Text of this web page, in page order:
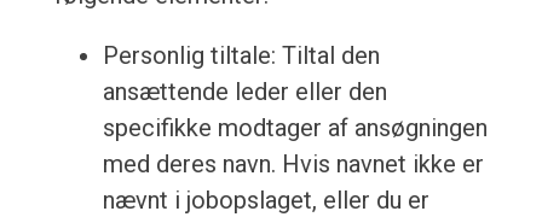
Personlig tiltale: Tiltal den
ansættende leder eller den
specifikke modtager af ansøgningen
med deres navn. Hvis navnet ikke er
nævnt i jobopslaget, eller du er